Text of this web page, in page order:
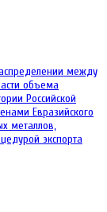
между
объема
Российской
Евразийского
металлов,
экспорта